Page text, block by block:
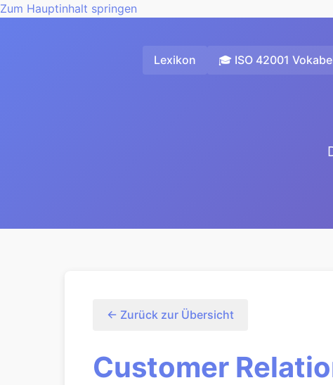
Zum Hauptinhalt springen
Lexikon 🎓 ISO 42001
← Zurück zur Übersicht
Customer